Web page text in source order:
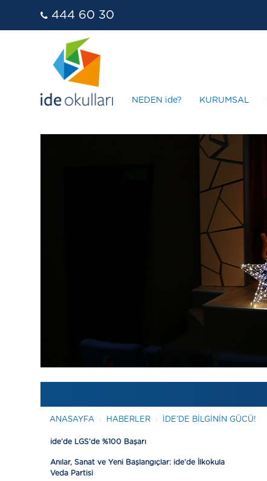
444 60 30
NEDEN ide? KURUMSAL
ANASAYFA HABERLER IDE’DE BILGININ GÜCÜ!
ide’de LGS’de %100 Başarı
Anılar, Sanat ve Yeni Başlangıçlar: ide’de İlkokula
Veda Partisi